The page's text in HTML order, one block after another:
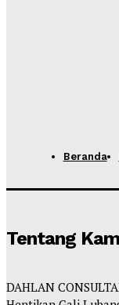
Beranda
Tentang
DAHLAN